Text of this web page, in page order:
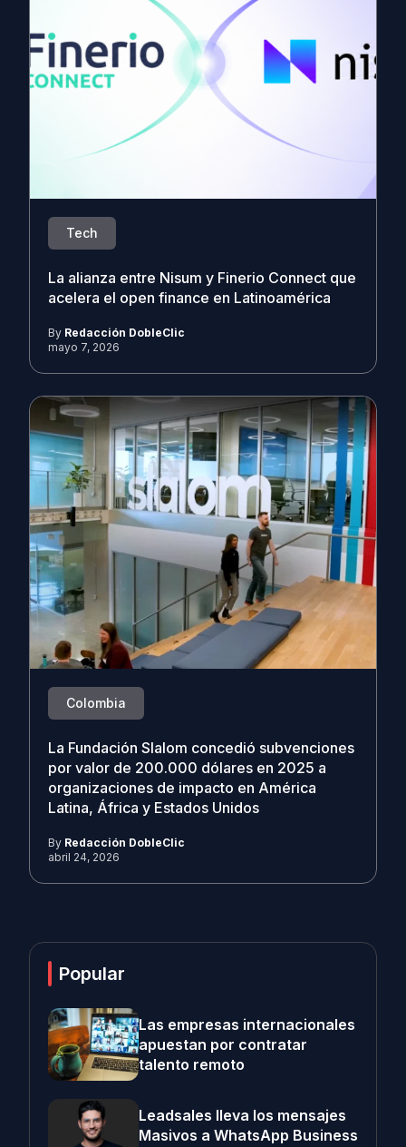
Tech
La alianza entre Nisum y Finerio Connect que
acelera el open finance en Latinoamérica
By Redacción DobleClic
mayo 7, 2026
Colombia
La Fundación Slalom concedió subvenciones
por valor de 200.000 dólares en 2025 a
organizaciones de impacto en América
Latina, África y Estados Unidos
By Redacción DobleClic
abril 24, 2026
Popular
Las empresas internacionales
apuestan por contratar
talento remoto
Leadsales lleva los mensajes
Masivos a WhatsApp Business